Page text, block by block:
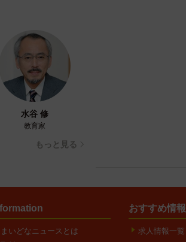
水谷 修
教育家
もっと見る
まいどなニュースとは
おすすめ情報
求人情報一覧